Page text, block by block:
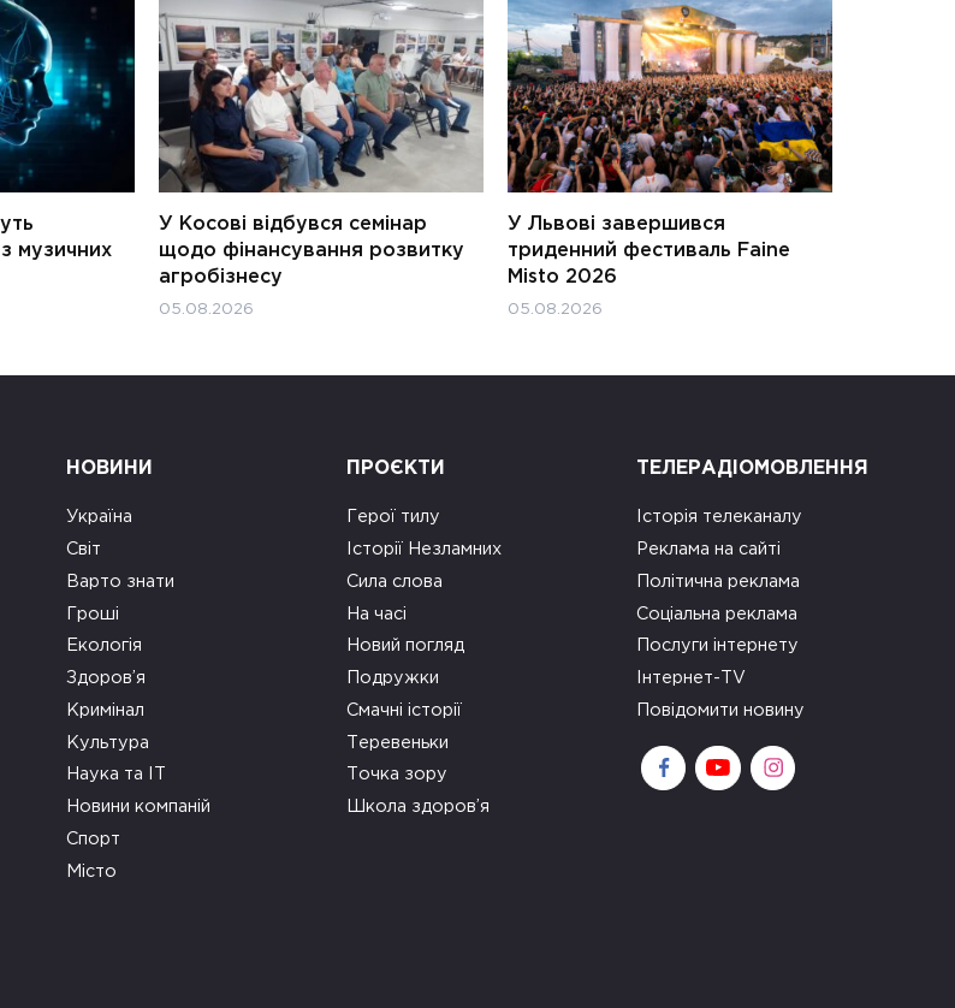
музичних
У Косові відбувся семінар
щодо фінансування розвитку
агробізнесу
05.08.2026
У Львові завершився
триденний фестиваль Faine
Misto 2026
05.08.2026
НОВИНИ
Україна
Світ
Варто знати
Гроші
Екологія
Здоров’я
Кримінал
Культура
Наука та ІТ
Новини компаній
Спорт
Місто
ПРОЄКТИ
Герої тилу
Історії Незламних
Сила слова
На часі
Новий погляд
Подружки
Смачні історії
Теревеньки
Точка зору
Школа здоров’я
ТЕЛЕРАДІОМОВЛЕННЯ
Історія телеканалу
Реклама на сайті
Політична реклама
Соціальна реклама
Послуги інтернету
Інтернет-TV
Повідомити новину